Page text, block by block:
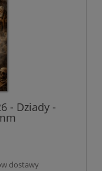
- Dziady -
dostawy